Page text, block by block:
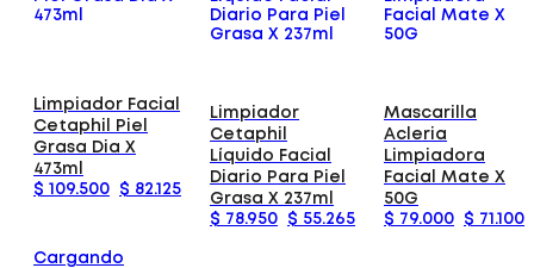
Limpiador Facial
Cetaphil Piel
Grasa Dia X
473ml
$ 109.500 $ 82.125
Cargando
Limpiador
Cetaphil
Líquido Facial
Diario Para Piel
Grasa X 237ml
$ 78.950 $ 55.265
Mascarilla
Acleria
Limpiadora
Facial Mate X
50G
$ 79.000 $ 71 .100